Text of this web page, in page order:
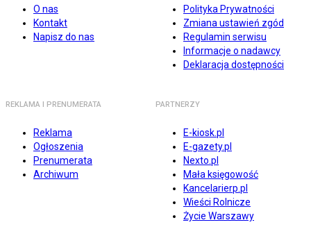
O nas
Kontakt
Napisz do nas
Polityka Prywatności
Zmiana ustawień zgód
Regulamin serwisu
Informacje o nadawcy
Deklaracja dostępności
REKLAMA I PRENUMERATA
Reklama
Ogłoszenia
Prenumerata
Archiwum
PARTNERZY
E-kiosk.pl
E-gazety.pl
Nexto.pl
Mała księgowość
Kancelarierp.pl
Wieści Rolnicze
Życie Warszawy